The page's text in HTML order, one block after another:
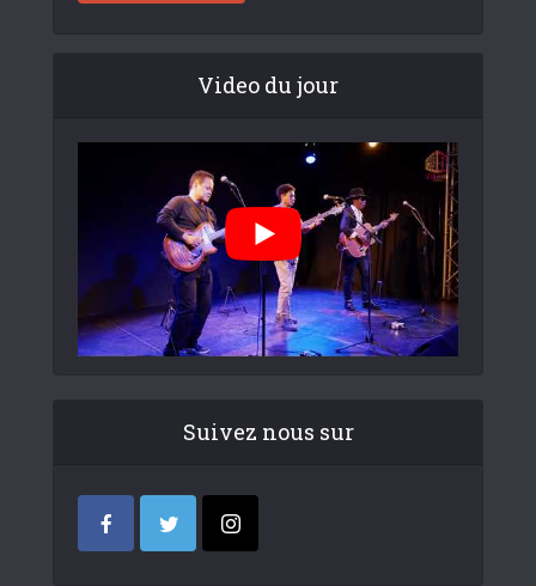
Video du jour
Suivez nous sur